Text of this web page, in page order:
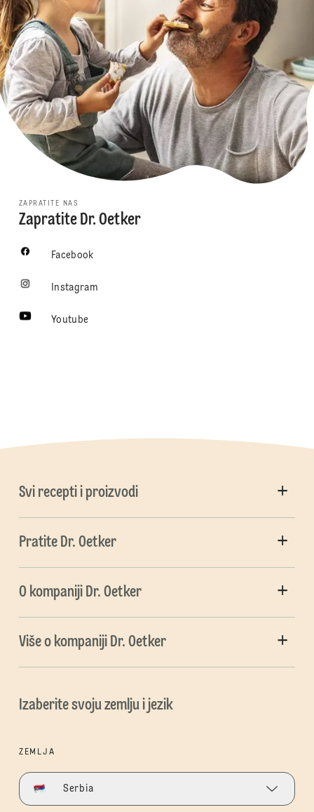
ZAPRATITE NAS
Zapratite Dr. Oetker
Facebook
Instagram
Youtube
Svi recepti i proizvodi
Pratite Dr. Oetker
O kompaniji Dr. Oetker
Više o kompaniji Dr. Oetker
Izaberite svoju zemlju i jezik
ZEMLJA
Serbia